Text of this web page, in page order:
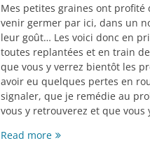
Mes petites graines ont profité
venir germer par ici, dans un
leur goût… Les voici donc en
toutes replantées et en train
que vous y verrez bientôt les
avoir eu quelques pertes en
signaler, que je remédie au
vous y retrouverez et que
Read moreMon